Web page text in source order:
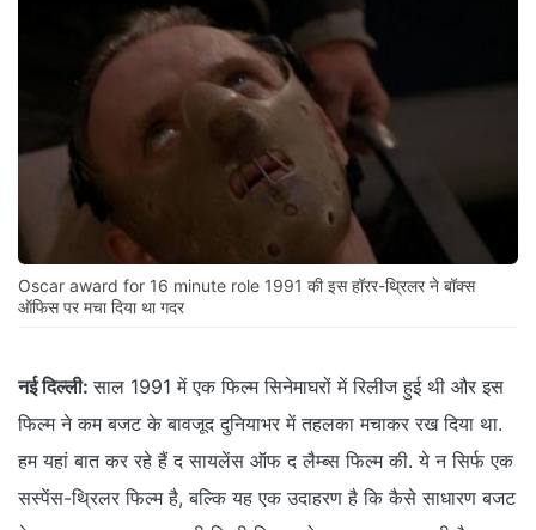
Oscar award for 16 minute role 1991 की इस हॉरर-थ्रिलर ने बॉक्स
ऑफिस पर मचा दिया था गदर
नई दिल्ली: साल 1991 में एक फिल्म सिनेमाघरों में रिलीज हुई थी और इस
फिल्म ने कम बजट के बावजूद दुनियाभर में तहलका मचाकर रख दिया था.
हम यहां बात कर रहे हैं द सायलेंस ऑफ द लैम्ब्स फिल्म की. ये न सिर्फ एक
सस्पेंस-थ्रिलर फिल्म है, बल्कि यह एक उदाहरण है कि कैसे साधारण बजट